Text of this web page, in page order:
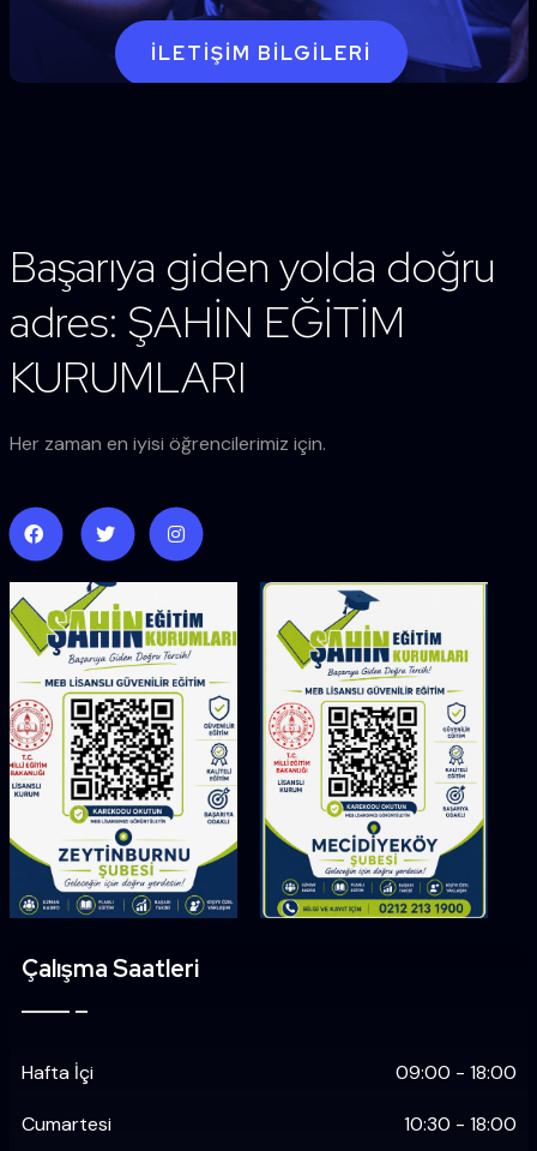
İLETIŞIM BILGILERI
Başarıya giden yolda doğru
adres: ŞAHİN EĞİTİM
KURUMLARI
Her zaman en iyisi öğrencilerimiz için.
Çalışma Saatleri
Hafta İçi 09:00 - 18:00
Cumartesi 10:30 - 18:00